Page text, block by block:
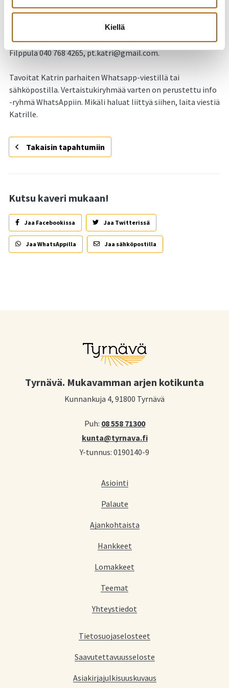
Kiellä
diagnoosia tai yhdistyksen jäsenyyttä.
Tupoksen vertaistukiryhmän toimintaa koordinoi Katri
Filppula 040 768 4265, pt.katri@gmail.com.
Tavoitat Katrin parhaiten Whatsapp-viestillä tai
sähköpostilla. Vertaistukiryhmää varten on perustettu info
-ryhmä WhatsAppiin. Mikäli haluat liittyä siihen, laita viestiä
Katrille.
Takaisin tapahtumiin
Kutsu kaveri mukaan!
Jaa Facebookissa Jaa Twitterissä
Jaa WhatsAppilla Jaa sähköpostilla
Tyrnävä. Mukavamman arjen kotikunta
Kunnankuja 4, 91800 Tyrnävä
Puh: 08 558 71300
kunta@tyrnava.fi
Y-tunnus: 0190140-9
Asiointi
Palaute
Ajankohtaista
Hankkeet
Lomakkeet
Teemat
Yhteystiedot
Tietosuojaselosteet
Saavutettavuusseloste
Asiakirjajulkisuuskuvaus